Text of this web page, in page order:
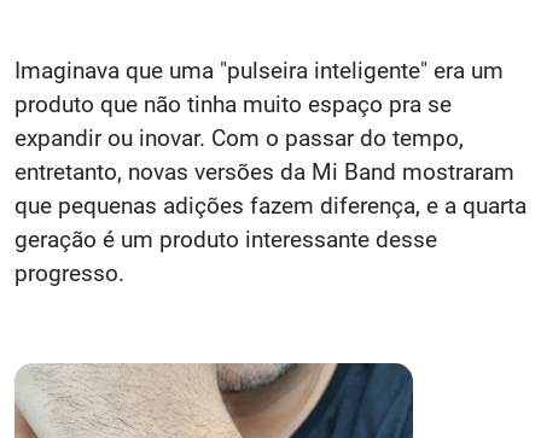
Imaginava que uma "pulseira inteligente" era um
produto que não tinha muito espaço pra se
expandir ou inovar. Com o passar do tempo,
entretanto, novas versões da Mi Band mostraram
que pequenas adições fazem diferença, e a quarta
geração é um produto interessante desse
progresso.